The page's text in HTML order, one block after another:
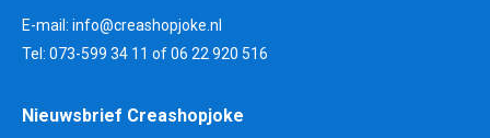
E-mail: info@creashopjoke.nl
Tel: 073-599 34 11 of 06 22 920 516
Nieuwsbrief Creashopjoke